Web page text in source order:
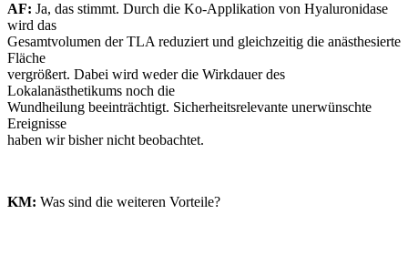
AF: Ja, das stimmt. Durch die Ko-Applikation von Hyaluronidase
wird das
Gesamtvolumen der TLA reduziert und gleichzeitig die anästhesierte
Fläche
vergrößert. Dabei wird weder die Wirkdauer des
Lokalanästhetikums noch die
Wundheilung beeinträchtigt. Sicherheitsrelevante unerwünschte
Ereignisse
haben wir bisher nicht beobachtet.
KM: Was sind die weiteren Vorteile?